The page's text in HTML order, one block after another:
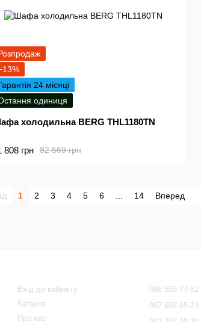
24 місяці
одиниця
холодильна BERG THL1180TN
82 569 грн
808 грн
1 2 3 4 5 6 14 Вперед
Вхід до кабінету
Каталог
Про нас
066 559-77-52
067 602-65-23